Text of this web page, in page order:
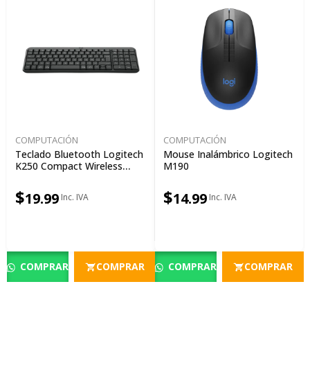
COMPUTACIÓN
Teclado Bluetooth Logitech
K250 Compact Wireless
$19.99
COMPRAR COMPRAR
COMPUTACIÓN
Mouse Inalámbrico Logitech
M190
$14.99
COMPRAR COMPRAR